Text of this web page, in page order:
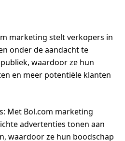
marketing stelt verkopers in
onder de aandacht te
waardoor ze hun
en meer potentiële klanten
Met Bol.com marketing
advertenties tonen aan
waardoor ze hun boodschap